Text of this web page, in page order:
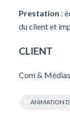
Prestation :
du client et
CLIENT
Com & Médias
ANIMATION